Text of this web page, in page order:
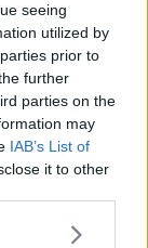
seeing
utilized by
prior to
further
parties on the
may
IAB’s List of
it to other
more Google
äventyr under
kommer 2022
bilar